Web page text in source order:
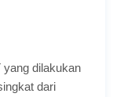
yang dilakukan
dari